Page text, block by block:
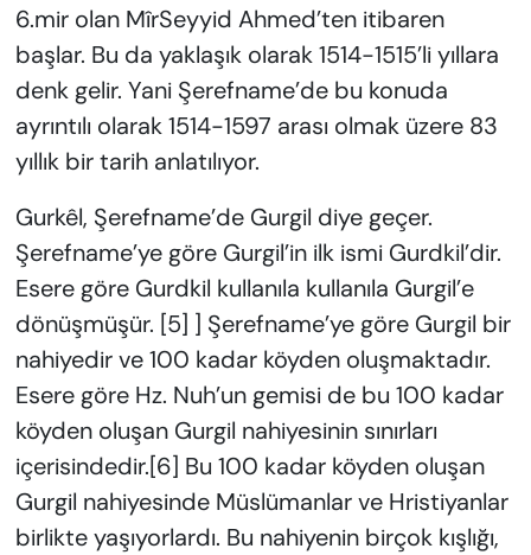
6.mir olan MîrSeyyid Ahmed’ten itibaren
başlar. Bu da yaklaşık olarak 1514-1515’li yıllara
denk gelir. Yani Şerefname’de bu konuda
ayrıntılı olarak 1514-1597 arası olmak üzere 83
yıllık bir tarih anlatılıyor.
Gurkêl, Şerefname’de Gurgil diye geçer.
Şerefname’ye göre Gurgil’in ilk ismi Gurdkil’dir.
Esere göre Gurdkil kullanıla kullanıla Gurgil’e
dönüşmüşür. [5] ] Şerefname’ye göre Gurgil bir
nahiyedir ve 100 kadar köyden oluşmaktadır.
Esere göre Hz. Nuh’un gemisi de bu 100 kadar
köyden oluşan Gurgil nahiyesinin sınırları
içerisindedir.[6] Bu 100 kadar köyden oluşan
Gurgil nahiyesinde Müslümanlar ve Hristiyanlar
birlikte yaşıyorlardı. Bu nahiyenin birçok kışlığı,